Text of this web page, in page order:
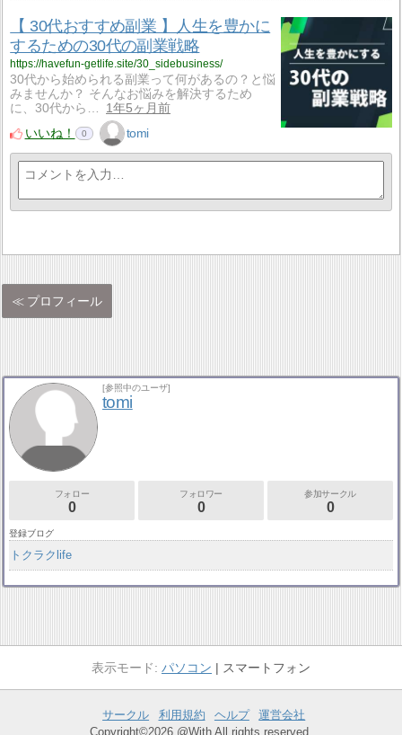
【 30代おすすめ副業 】人生を豊かに
するための30代の副業戦略
https://havefun-getlife.site/30_sidebusiness/
30代から始められる副業って何があるの？と悩
みませんか？ そんなお悩みを解決するため
に、30代から…
1年5ヶ月前
いいね！
0 tomi
プロフィール
[参照中のユーザ]
tomi
フォロー
0
フォロワー
0
参加サークル
0
登録ブログ
トクラクlife
パソコン スマートフォン
サークル 利用規約 ヘルプ
運営会社
Copyright©2026 @With All rights reserved.